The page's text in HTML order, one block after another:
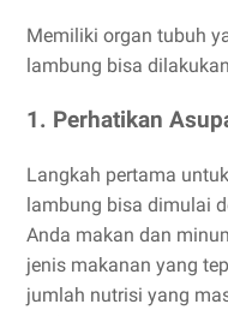
Memiliki organ tubuh
lambung bisa
1. Perhatikan
Langkah pertama
lambung bisa dimulai
Anda makan dan
jenis makanan yang
jumlah nutrisi yang